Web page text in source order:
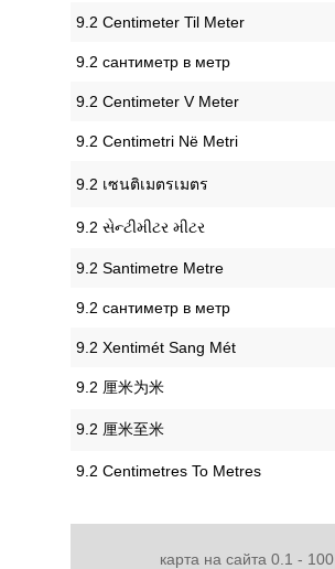
‎9.2 Centimeter Til Meter
‎9.2 сантиметр в метр
‎9.2 Centimeter V Meter
‎9.2 Centimetri Në Metri
‎9.2 เซนติเมตรเมตร
‎9.2 સેન્ટીમીટર મીટર
‎9.2 Santimetre Metre
‎9.2 сантиметр в метр
‎9.2 Xentimét Sang Mét
‎9.2 厘米为米
‎9.2 厘米至米
‎9.2 Centimetres To Metres
карта на сайта 0.1 - 100